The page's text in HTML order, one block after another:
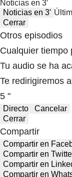
Noticias en 3′
Noticias en 3′
Cerrar
Otros episodios
Cualquier tiempo
Tu audio se ha
Te redirigiremos
5 "
Directo
Cancelar
Cerrar
Compartir
Compartir en
Compartir en
Compartir en
Compartir en